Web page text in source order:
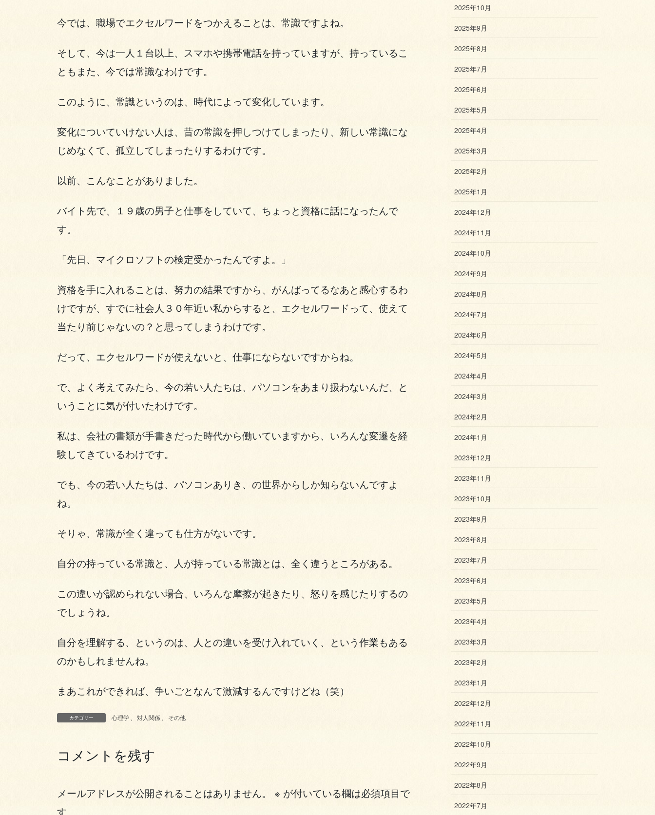
今では、職場でエクセルワードをつかえることは、常識ですよね。
そして、今は一人１台以上、スマホや携帯電話を持っていますが、持っているこ
ともまた、今では常識なわけです。
このように、常識というのは、時代によって変化しています。
変化についていけない人は、昔の常識を押しつけてしまったり、新しい常識にな
じめなくて、孤立してしまったりするわけです。
以前、こんなことがありました。
バイト先で、１９歳の男子と仕事をしていて、ちょっと資格に話になったんで
す。
「先日、マイクロソフトの検定受かったんですよ。」
資格を手に入れることは、努力の結果ですから、がんばってるなあと感心するわ
けですが、すでに社会人３０年近い私からすると、エクセルワードって、使えて
当たり前じゃないの？と思ってしまうわけです。
だって、エクセルワードが使えないと、仕事にならないですからね。
で、よく考えてみたら、今の若い人たちは、パソコンをあまり扱わないんだ、と
いうことに気が付いたわけです。
私は、会社の書類が手書きだった時代から働いていますから、いろんな変遷を経
験してきているわけです。
でも、今の若い人たちは、パソコンありき、の世界からしか知らないんですよ
ね。
そりゃ、常識が全く違っても仕方がないです。
自分の持っている常識と、人が持っている常識とは、全く違うところがある。
この違いが認められない場合、いろんな摩擦が起きたり、怒りを感じたりするの
でしょうね。
自分を理解する、というのは、人との違いを受け入れていく、という作業もある
のかもしれませんね。
まあこれができれば、争いごとなんて激減するんですけどね（笑）
カテゴリー 心理学 対人関係 その他
コメントを残す
メールアドレスが公開されることはありません。 ※ が付いている欄は必須項目で
す
2025年10月
2025年9月
2025年8月
2025年7月
2025年6月
2025年5月
2025年4月
2025年3月
2025年2月
2025年1月
2024年12月
2024年11月
2024年10月
2024年9月
2024年8月
2024年7月
2024年6月
2024年5月
2024年4月
2024年3月
2024年2月
2024年1月
2023年12月
2023年11月
2023年10月
2023年9月
2023年8月
2023年7月
2023年6月
2023年5月
2023年4月
2023年3月
2023年2月
2023年1月
2022年12月
2022年11月
2022年10月
2022年9月
2022年8月
2022年7月